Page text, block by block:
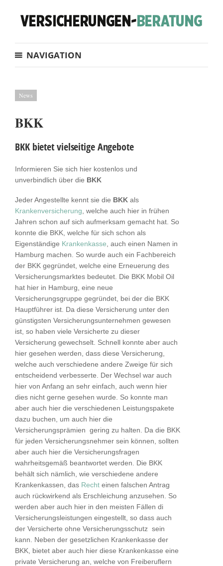
NAVIGATION
News
BKK
BKK bietet vielseitige Angebote
Informieren Sie sich hier kostenlos und
unverbindlich über die BKK
Jeder Angestellte kennt sie die BKK als
Krankenversicherung , welche auch hier in frühen
Jahren schon auf sich aufmerksam gemacht hat. So
konnte die BKK, welche für sich schon als
Eigenständige Krankenkasse , auch einen Namen in
Hamburg machen. So wurde auch ein Fachbereich
der BKK gegründet, welche eine Erneuerung des
Versicherungsmarktes bedeutet. Die BKK Mobil Oil
hat hier in Hamburg, eine neue
Versicherungsgruppe gegründet, bei der die BKK
Hauptführer ist. Da diese Versicherung unter den
günstigsten Versicherungsunternehmen gewesen
ist, so haben viele Versicherte zu dieser
Versicherung gewechselt. Schnell konnte aber auch
hier gesehen werden, dass diese Versicherung,
welche auch verschiedene andere Zweige für sich
entscheidend verbesserte. Der Wechsel war auch
hier von Anfang an sehr einfach, auch wenn hier
dies nicht gerne gesehen wurde. So konnte man
aber auch hier die verschiedenen Leistungspakete
dazu buchen, um auch hier die
Versicherungsprämien gering zu halten. Da die BKK
für jeden Versicherungsnehmer sein können, sollten
aber auch hier die Versicherungsfragen
wahrheitsgemäß beantwortet werden. Die BKK
behält sich nämlich, wie verschiedene andere
Krankenkassen, das Recht einen falschen Antrag
auch rückwirkend als Erschleichung anzusehen. So
werden aber auch hier in den meisten Fällen di
Versicherungsleistungen eingestellt, so dass auch
der Versicherte ohne Versicherungsschutz sein
kann. Neben der gesetzlichen Krankenkasse der
BKK, bietet aber auch hier diese Krankenkasse eine
private Versicherung an, welche von Freiberuflern